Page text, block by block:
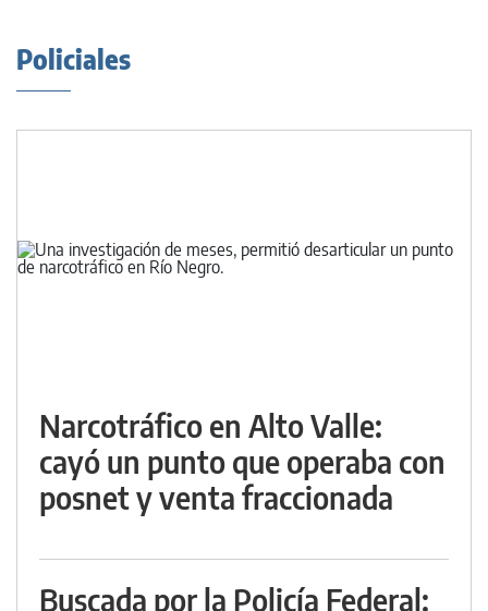
Policiales
Narcotráfico en Alto Valle:
cayó un punto que operaba con
posnet y venta fraccionada
Buscada por la Policía Federal: